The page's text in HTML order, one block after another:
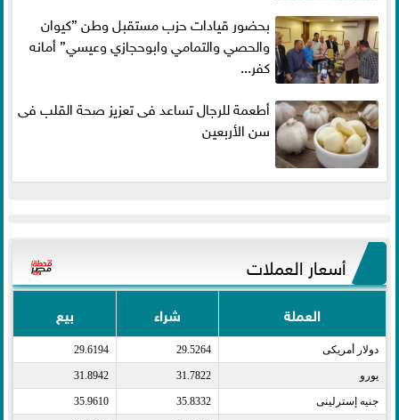
بحضور قيادات حزب مستقبل وطن ”كيوان
والحصي والتمامي وابوحجازي وعيسي” أمانه
كفر...
أطعمة للرجال تساعد فى تعزيز صحة القلب فى
سن الأربعين
أسعار العملات
العملة شراء بيع
دولار أمريكى​ 29.5264
29.6194
يورو​ 31.7822
31.8942
جنيه إسترلينى​ 35.8332
35.9610